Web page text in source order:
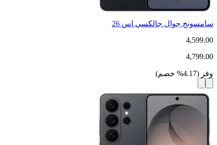
سامسونج جوال جالكسي اس 26
4,599.00
4,799.00
وفر (
4.17
% خصم)